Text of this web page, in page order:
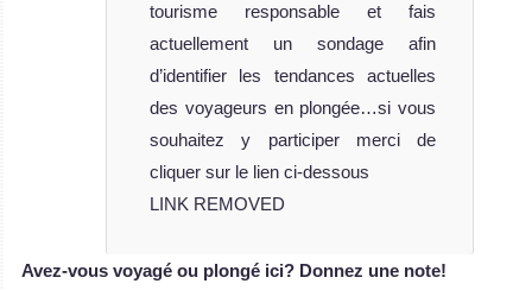
tourisme responsable et fais
actuellement un sondage afin
d’identifier les tendances actuelles
des voyageurs en plongée…si vous
souhaitez y participer merci de
cliquer sur le lien ci-dessous
LINK REMOVED
Avez-vous voyagé ou plongé ici? Donnez une note!